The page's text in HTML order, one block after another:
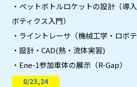
・ペットボトルロケットの設計（導
ボティクス入門）
・ライントレーサ（機械工学・ロボテ
・設計・CAD(熱・流体実習)
・Ene-1参加車体の展示（R-Gap）
8/23,24